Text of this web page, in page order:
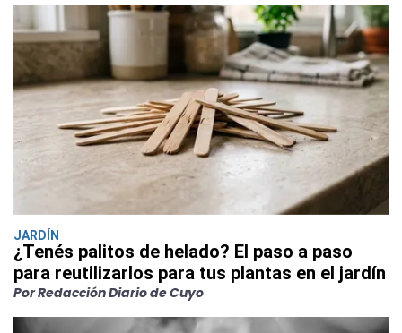
JARDÍN
¿Tenés palitos de helado? El paso a paso
para reutilizarlos para tus plantas en el jardín
Por Redacción Diario de Cuyo